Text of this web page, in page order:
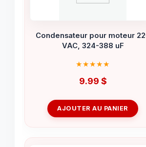
Condensateur pour moteur
VAC, 324-388 uF
9.99 $
AJOUTER AU PANIER